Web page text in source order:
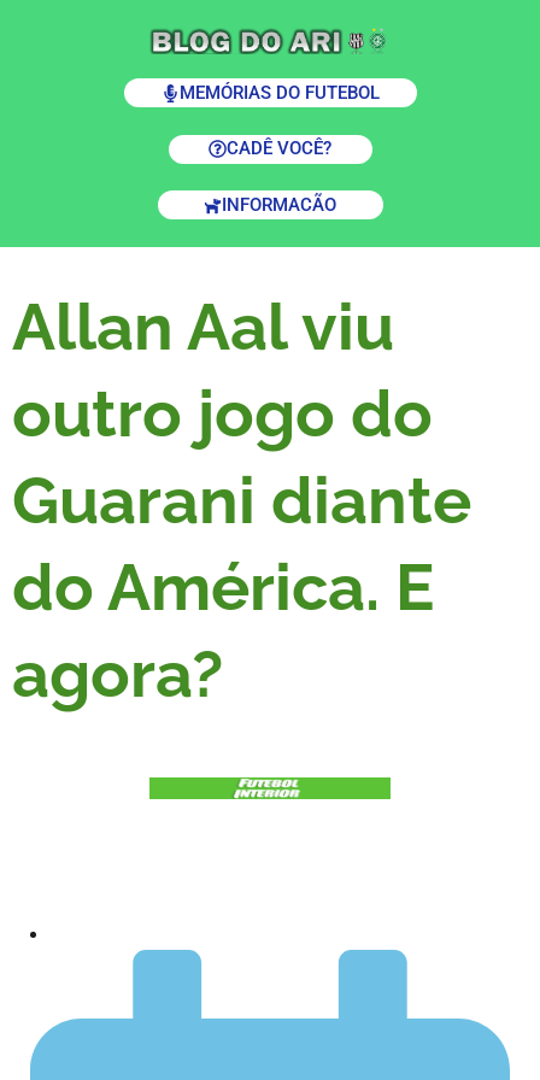
MEMÓRIAS DO FUTEBOL
CADÊ VOCÊ?
INFORMACÃO
Allan Aal viu
outro jogo do
Guarani diante
do América. E
agora?